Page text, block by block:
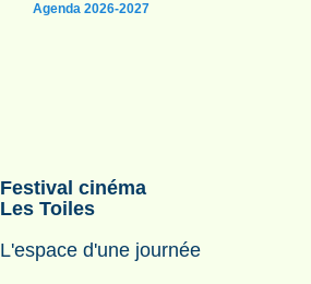
Agenda 2026-2027
Festival cinéma
Les Toiles
L'espace d'une journée